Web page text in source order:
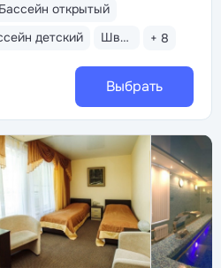
Бассейн открытый
детский Шведский стол + 8
Выбрать